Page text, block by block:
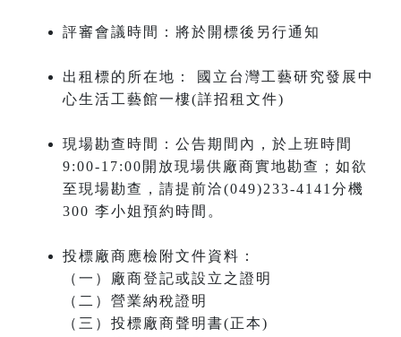
評審會議時間：將於開標後另行通知
出租標的所在地： 國立台灣工藝研究發展中
心生活工藝館一樓(詳招租文件)
現場勘查時間：公告期間內，於上班時間
9:00-17:00開放現場供廠商實地勘查；如欲
至現場勘查，請提前洽(049)233-4141分機
300 李小姐預約時間。
投標廠商應檢附文件資料：
（一）廠商登記或設立之證明
（二）營業納稅證明
（三）投標廠商聲明書(正本)